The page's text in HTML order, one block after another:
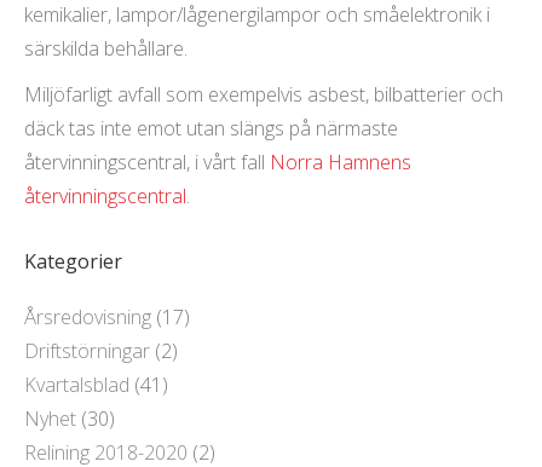
kemikalier, lampor/lågenergilampor och småelektronik i
särskilda behållare.
Miljöfarligt avfall som exempelvis asbest, bilbatterier och
däck tas inte emot utan slängs på närmaste
återvinningscentral, i vårt fall Norra Hamnens
återvinningscentral.
Kategorier
Årsredovisning (17)
Driftstörningar (2)
Kvartalsblad (41)
Nyhet (30)
Relining 2018-2020 (2)